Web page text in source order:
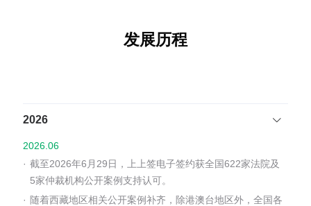
发展历程
2026
2026.06
· 截至2026年6月29日，上上签电子签约获全国622家法院及
5家仲裁机构公开案例支持认可。
· 随着西藏地区相关公开案例补齐，除港澳台地区外，全国各